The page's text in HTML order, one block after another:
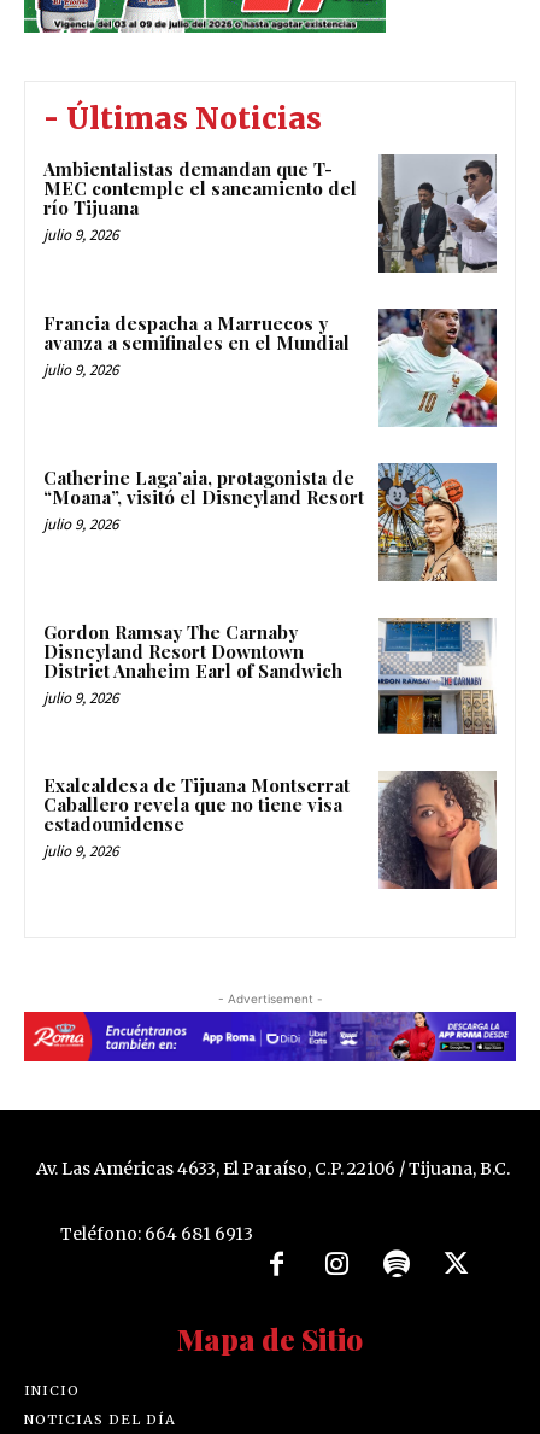
- Últimas Noticias
Ambientalistas demandan que T-
MEC contemple el saneamiento del
río Tijuana
julio 9, 2026
Francia despacha a Marruecos y
avanza a semifinales en el Mundial
julio 9, 2026
Catherine Laga’aia, protagonista de
“Moana”, visitó el Disneyland Resort
julio 9, 2026
Gordon Ramsay The Carnaby
Disneyland Resort Downtown
District Anaheim Earl of Sandwich
julio 9, 2026
Exalcaldesa de Tijuana Montserrat
Caballero revela que no tiene visa
estadounidense
julio 9, 2026
- Advertisement -
Av. Las Américas 4633, El Paraíso, C.P. 22106 / Tijuana, B.C.
Teléfono: 664 681 6913
Mapa de Sitio
INICIO
NOTICIAS DEL DÍA